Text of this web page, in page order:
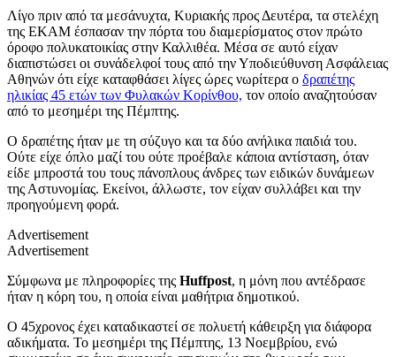
Λίγο πριν από τα μεσάνυχτα, Κυριακής προς Δευτέρα, τα στελέχη
της ΕΚΑΜ έσπασαν την πόρτα του διαμερίσματος στον πρώτο
όροφο πολυκατοικίας στην Καλλιθέα. Μέσα σε αυτό είχαν
διαπιστώσει οι συνάδελφοί τους από την Υποδιεύθυνση Ασφάλειας
Αθηνών ότι είχε καταφθάσει λίγες ώρες νωρίτερα ο δραπέτης
ηλικίας 45 ετών των Φυλακών Κορίνθου, τον οποίο αναζητούσαν
από το μεσημέρι της Πέμπτης.
Ο δραπέτης ήταν με τη σύζυγο και τα δύο ανήλικα παιδιά του.
Ούτε είχε όπλο μαζί του ούτε προέβαλε κάποια αντίσταση, όταν
είδε μπροστά του τους πάνοπλους άνδρες των ειδικών δυνάμεων
της Αστυνομίας. Εκείνοι, άλλωστε, τον είχαν συλλάβει και την
προηγούμενη φορά.
Advertisement
Advertisement
Σύμφωνα με πληροφορίες της Ηuffpost, η μόνη που αντέδρασε
ήταν η κόρη του, η οποία είναι μαθήτρια δημοτικού.
Ο 45χρονος έχει καταδικαστεί σε πολυετή κάθειρξη για διάφορα
αδικήματα. Το μεσημέρι της Πέμπτης, 13 Νοεμβρίου, ενώ